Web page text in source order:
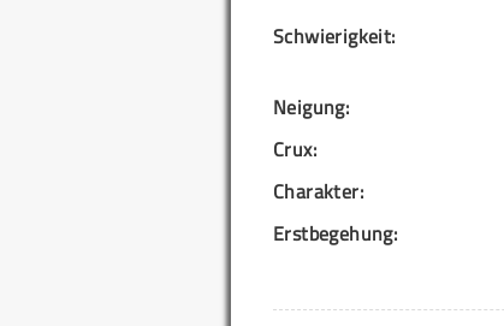
Schwierigkeit:
Neigung:
Crux:
Charakter:
Erstbegehung: